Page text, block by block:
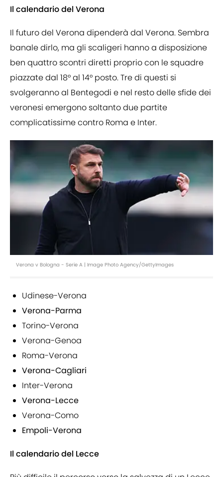
Il calendario del Verona
Il futuro del Verona dipenderà dal Verona. Sembra
banale dirlo, ma gli scaligeri hanno a disposizione
ben quattro scontri diretti proprio con le squadre
piazzate dal 18° al 14° posto. Tre di questi si
svolgeranno al Bentegodi e nel resto delle sfide dei
veronesi emergono soltanto due partite
complicatissime contro Roma e Inter.
Verona v Bologna - Serie A | Image Photo Agency/GettyImages
Udinese-Verona
Verona-Parma
Torino-Verona
Verona-Genoa
Roma-Verona
Verona-Cagliari
Inter-Verona
Verona-Lecce
Verona-Como
Empoli-Verona
Il calendario del Lecce